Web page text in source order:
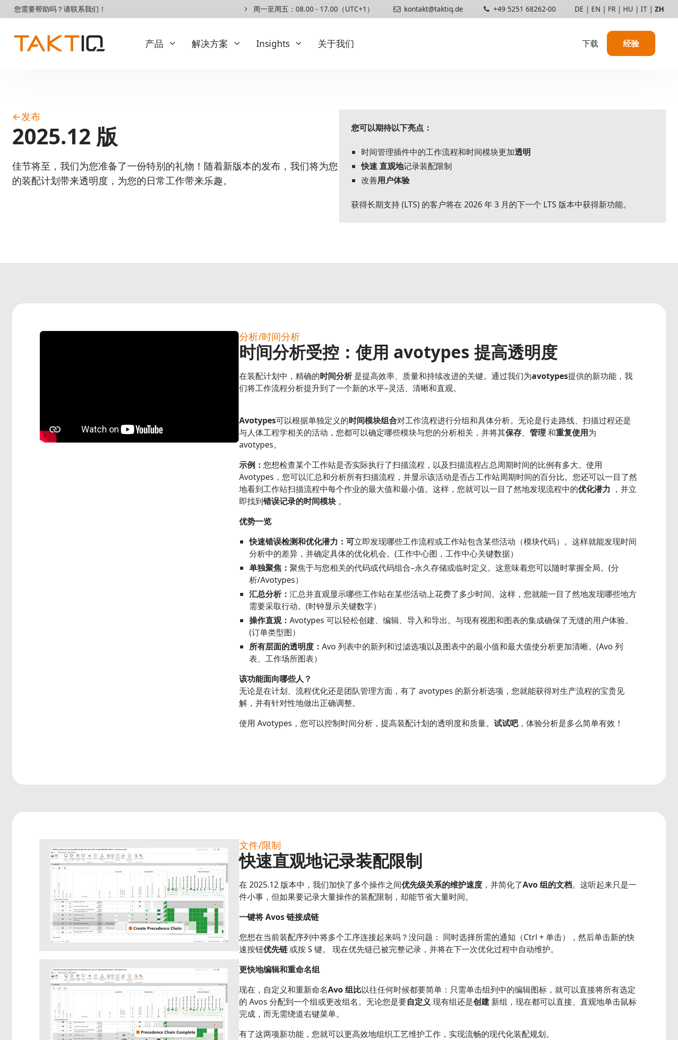
达
您需要帮助吗？请联系我们！ 周一至周五：08.00 - 17.00（UTC+1） kontakt@taktiq.de +49 5251 68262-00 DE | EN | FR | HU | IT | ZH
产品
TAKTIQ
步进标准
多种多样的装配线
正在寻找订单排序解决方案
那就试试 SEQUIQ！
订购预览
人体工学
组装说明
工艺要求
解决方案
试点和介绍
集成与运行
资格
客户关怀与支持
Insights
发布
关于我们 下载 经验
←发布
2025.12 版
佳节将至，我们为您准备了一份特别的礼物！随着新版本的发布，我们将为您
的装配计划带来透明度，为您的日常工作带来乐趣。
您可以期待以下亮点：
时间管理插件中的工作流程和时间模块更加透明
快速直观地记录装配限制
改善用户体验
获得长期支持 (LTS) 的客户将在 2026 年 3 月的下一个 LTS 版本中获得新功能。
分析/时间分析
时间分析受控：使用 avotypes 提高透明度
在装配计划中，精确的时间分析是提高效率、质量和持续改进的关键。通过我们为avotypes提供的新功能，我
们将工作流程分析提升到了一个新的水平–灵活、清晰和直观。
Avotypes可以根据单独定义的时间模块组合对工作流程进行分组和具体分析。无论是行走路线、扫描过程还是
与人体工程学相关的活动，您都可以确定哪些模块与您的分析相关，并将其保存、 管理 和重复使用为
avotypes。
示例： 您想检查某个工作站是否实际执行了扫描流程，以及扫描流程占总周期时间的比例有多大。使用
Avotypes，您可以汇总和分析所有扫描流程，并显示该活动是否占工作站周期时间的百分比。您还可以一目了然
地看到工作站扫描流程中每个作业的最大值和最小值。这样，您就可以一目了然地发现流程中的优化潜力 ，并立
即找到错误记录的时间模块 。
优势一览
快速错误检测和优化潜力：可立即发现哪些工作流程或工作站包含某些活动（模块代码）。这样就能发现时间
分析中的差异，并确定具体的优化机会。(工作中心图，工作中心关键数据）
单独聚焦： 聚焦于与您相关的代码或代码组合–永久存储或临时定义。这意味着您可以随时掌握全局。(分
析/Avotypes）
汇总分析： 汇总并直观显示哪些工作站在某些活动上花费了多少时间。这样，您就能一目了然地发现哪些地方
需要采取行动。(时钟显示关键数字）
操作直观： Avotypes 可以轻松创建、编辑、导入和导出。与现有视图和图表的集成确保了无缝的用户体验。
(订单类型图）
所有层面的透明度： Avo 列表中的新列和过滤选项以及图表中的最小值和最大值使分析更加清晰。(Avo 列
表、工作场所图表）
该功能面向哪些人？
无论是在计划、流程优化还是团队管理方面，有了 avotypes 的新分析选项，您就能获得对生产流程的宝贵见
解，并有针对性地做出正确调整。
使用 Avotypes，您可以控制时间分析，提高装配计划的透明度和质量。 试试吧，体验分析是多么简单有效！
文件/限制
快速直观地记录装配限制
在 2025.12 版本中，我们加快了多个操作之间优先级关系的维护速度，并简化了Avo 组的文档。这听起来只是一
件小事，但如果要记录大量操作的装配限制，却能节省大量时间。
一键将 Avos 链接成链
您想在当前装配序列中将多个工序连接起来吗？没问题： 同时选择所需的通知（Ctrl + 单击），然后单击新的快
速按钮优先链或按 S 键。 现在优先链已被完整记录，并将在下一次优化过程中自动维护。
更快地编辑和重命名组
现在，自定义和重新命名Avo 组比以往任何时候都要简单：只需单击组列中的编辑图标，就可以直接将所有选定
的 Avos 分配到一个组或更改组名。无论您是要自定义 现有组还是创建 新组，现在都可以直接、直观地单击鼠标
完成，而无需绕道右键菜单。
有了这两项新功能，您就可以更高效地组织工艺维护工作，实现流畅的现代化装配规划。